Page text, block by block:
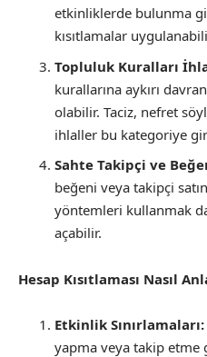
etkinliklerde bulunma
kısıtlamalar
Topluluk Kuralları
kurallarına aykırı
olabilir. Taciz, nefret
ihlaller bu kategoriye
Sahte Takipçi ve
beğeni veya takipçi
yöntemleri kullanmak
açabilir.
Hesap Kısıtlaması Nasıl
Etkinlik Sınırlamaları:
yapma veya takip etme